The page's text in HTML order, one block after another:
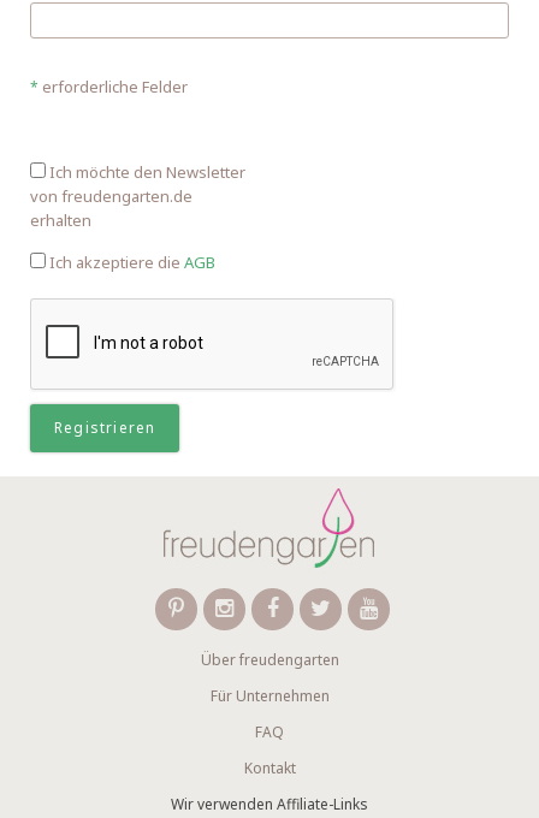
* erforderliche Felder
Ich möchte den Newsletter
von freudengarten.de
erhalten
Ich akzeptiere die AGB
Über freudengarten
Für Unternehmen
FAQ
Kontakt
Wir verwenden Affiliate-Links